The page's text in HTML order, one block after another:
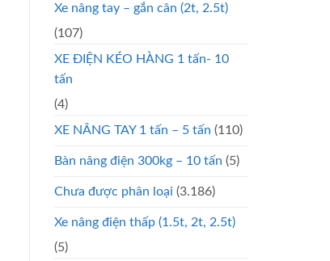
Xe nâng tay – gắn cân (2t, 2.5t)
(107)
XE ĐIỆN KÉO HÀNG 1 tấn- 10
tấn
(4)
XE NÂNG TAY 1 tấn – 5 tấn (110)
Bàn nâng điện 300kg – 10 tấn (5)
Chưa được phân loại (3.186)
Xe nâng điện thấp (1.5t, 2t, 2.5t)
(5)